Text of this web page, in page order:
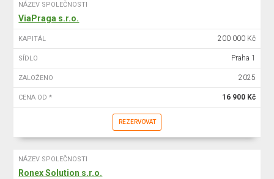
NÁZEV SPOLEČNOSTI
ViaPraga s.r.o.
KAPITÁL 200 000 Kč
SÍDLO Praha 1
ZALOŽENO 2025
CENA OD * 16 900 Kč
REZERVOVAT
NÁZEV SPOLEČNOSTI
Ronex Solution s.r.o.